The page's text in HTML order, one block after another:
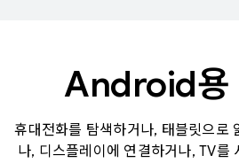
Android용
휴대전화를 탐색하거나, 태블릿으로
나, 디스플레이에 연결하거나, TV를